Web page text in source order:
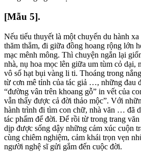
[Mẫu 5].
Nếu tiểu thuyết là một chuyến du hành
thăm thẳm, đi giữa đồng hoang rộng lớn
mạc mênh mông. Thì chuyện ngắn lại
nhà, nụ hoa mọc lên giữa um tùm cỏ dại,
vô số hạt bụi vàng li ti. Thoáng trong
từ cơn mê tỉnh của tác giả …, những đau
“đường vân trên khoang gỗ” in vết của
vẫn thấy được cả đời thảo mộc”. Với
hành trình đi tìm con chữ, nhà văn … đã
tác phẩm để đời. Để rồi từ trong trang
dịp được sống dậy những cảm xúc cuộn
cùng chiêm nghiệm, cảm khái trọn vẹn
người nghệ sĩ gửi gắm đến cuộc đời.